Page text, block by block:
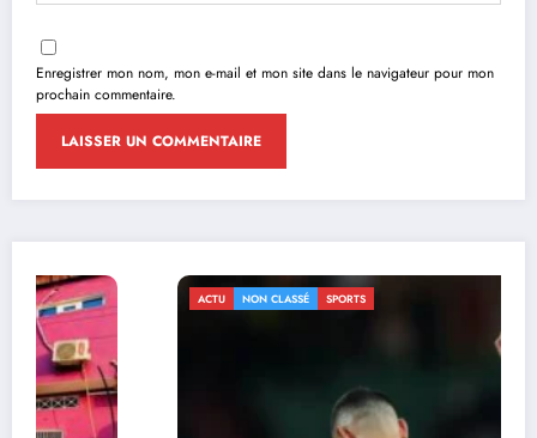
Enregistrer mon nom, mon e-mail et mon site dans le navigateur pour mon
prochain commentaire.
ACTU NON CLASSÉ SPORTS